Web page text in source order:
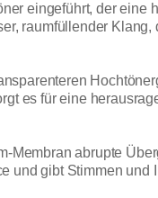
eingeführt, der
raumfüllender
es für eine
Membran abrupte
und gibt Stimmen